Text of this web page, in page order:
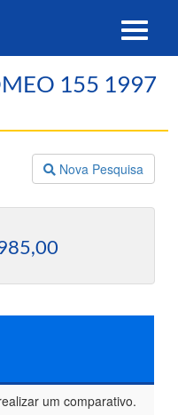
Toggle
155 1997
Nova Pesquisa
um comparativo.